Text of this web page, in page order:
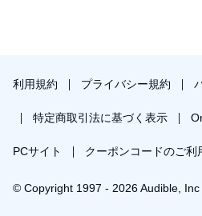
利用規約 プライバシー規約
特定商取引法に基づく表示
PCサイト クーポンコードのご利
© Copyright 1997 - 2026 Audible, Inc